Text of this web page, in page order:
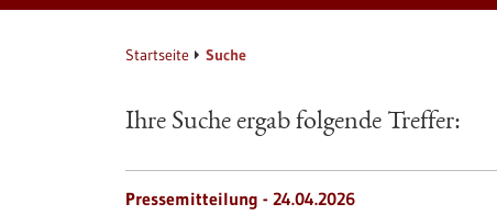
Startseite Suche
Ihre Suche ergab folgende Treffer:
Pressemitteilung - 24.04.2026